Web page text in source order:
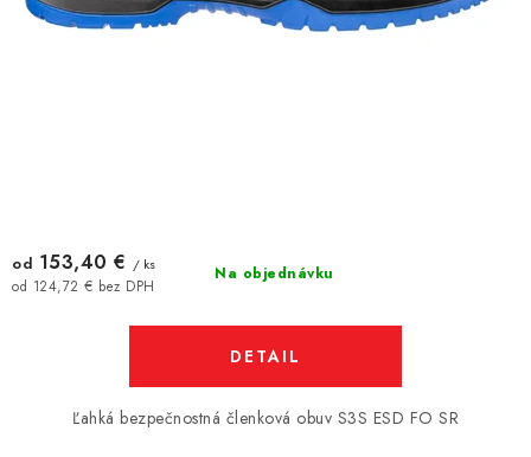
Na objednávku
od 124,72 € bez DPH
od 153,40 € / ks
DETAIL
Ľahká bezpečnostná členková obuv S3S ESD FO SR